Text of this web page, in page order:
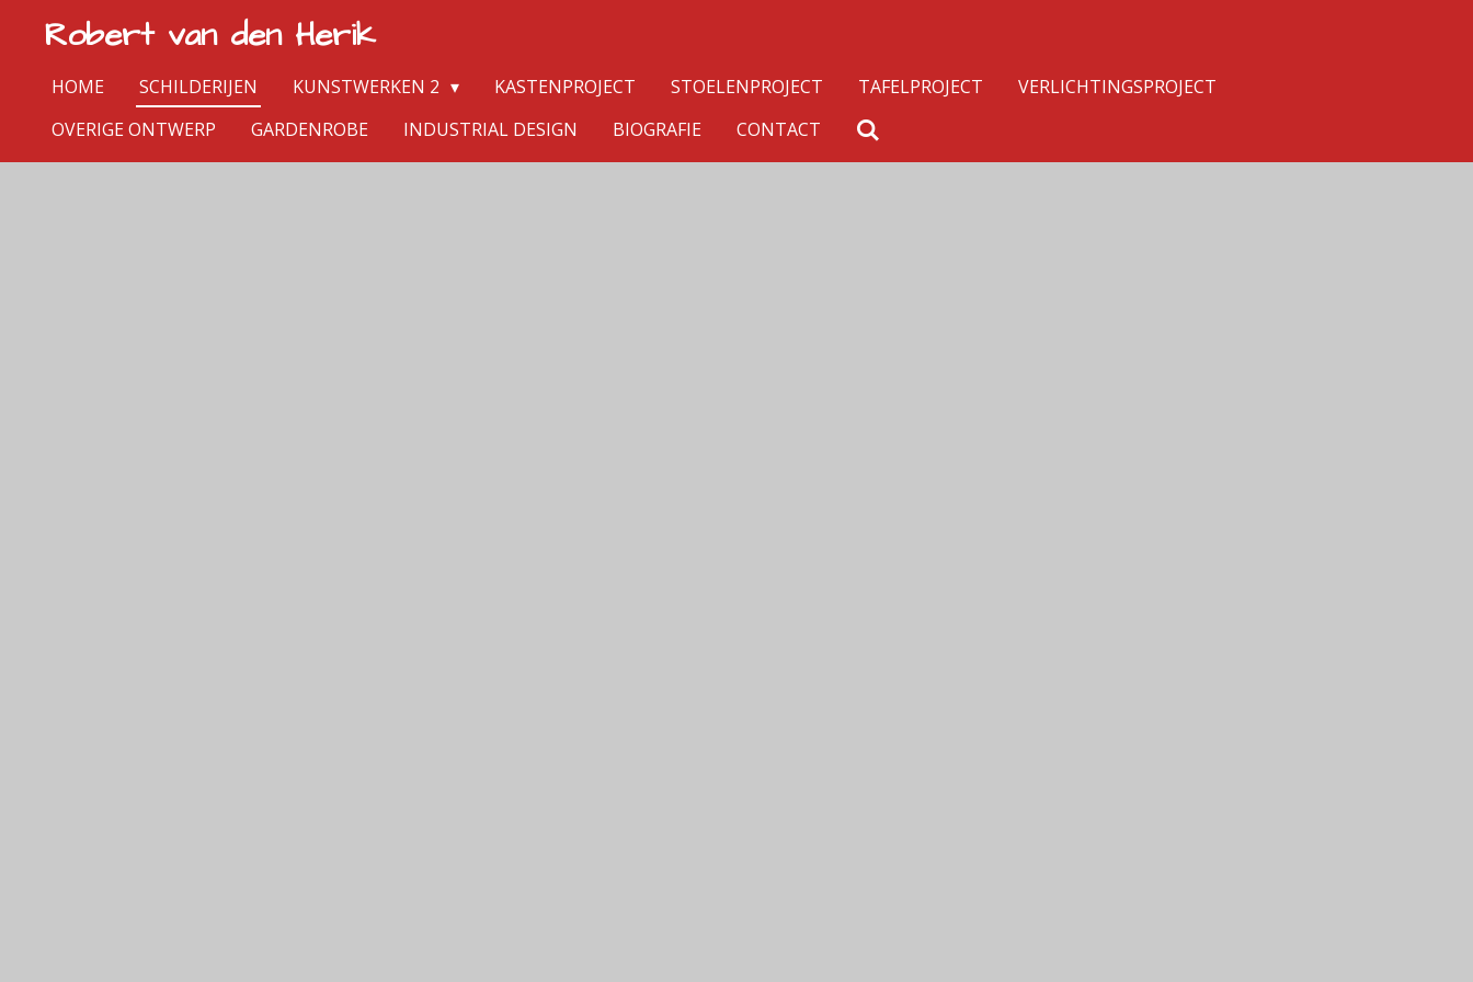
Robert van den Herik
HOME SCHILDERIJEN KUNSTWERKEN 2 KASTENPROJECT STOELENPROJECT TAFELPROJECT
VERLICHTINGSPROJECT
OVERIGE ONTWERP
GARDENROBE INDUSTRIAL DESIGN BIOGRAFIE CONTACT